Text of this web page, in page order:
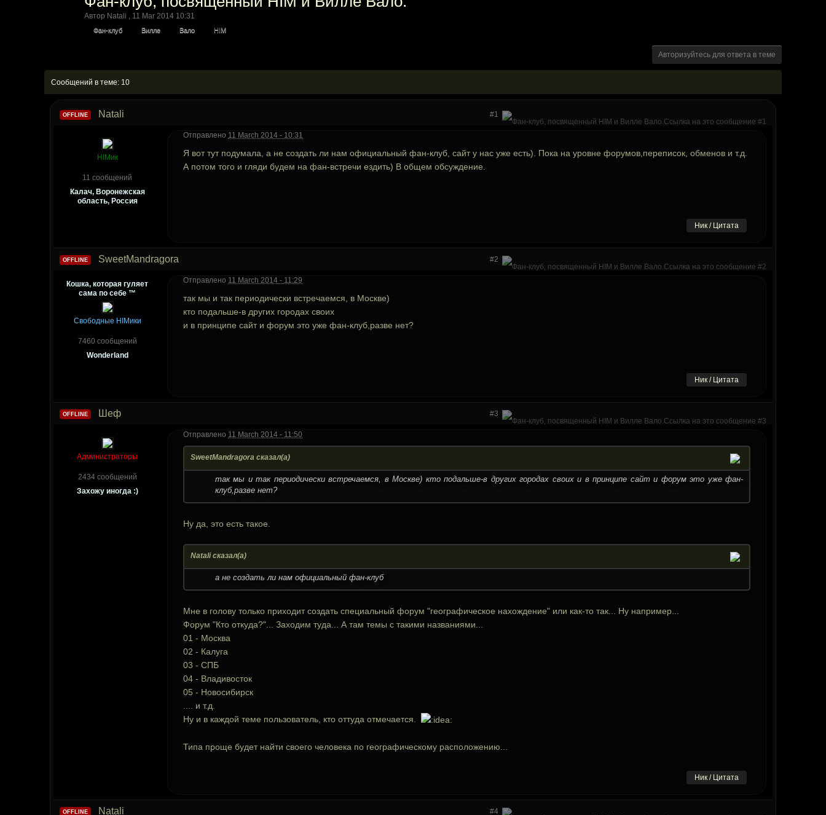
Автор Natali , 11 Mar 2014 10:31
Фан-клуб Вилле Вало HIM
Авторизуйтесь для ответа в теме
Сообщений в теме: 10
#1
OFFLINE Natali
HIMик
11 сообщений
Калач, Воронежская
область, Россия
Отправлено 11 March 2014 - 10:31
Я вот тут подумала, а не создать ли нам официальный фан-клуб, сайт у нас уже есть). Пока на уровне форумов,переписок, обменов и т.д.
А потом того и гляди будем на фан-встречи ездить) В общем обсуждение.
Ник / Цитата
#2
OFFLINE SweetMandragora
Кошка, которая гуляет
сама по себе ™
Свободные HIMики
7460 сообщений
Wonderland
Отправлено 11 March 2014 - 11:29
так мы и так периодически встречаемся, в Москве)
кто подальше-в других городах своих
и в принципе сайт и форум это уже фан-клуб,разве нет?
Ник / Цитата
#3
OFFLINE Шеф
Администраторы
2434 сообщений
Захожу иногда :)
Отправлено 11 March 2014 - 11:50
SweetMandragora сказал(а)
так мы и так периодически встречаемся, в Москве) кто подальше-в других городах своих и в принципе сайт и форум это уже фан-
клуб,разве нет?
Ну да, это есть такое.
Natali сказал(а)
а не создать ли нам официальный фан-клуб
Мне в голову только приходит создать специальный форум "географическое нахождение" или как-то так... Ну например...
Форум "Кто откуда?"... Заходим туда... А там темы с такими названиями...
01 - Москва
02 - Калуга
03 - СПБ
04 - Владивосток
05 - Новосибирск
.... и т.д.
Ну и в каждой теме пользователь, кто оттуда отмечается.
Типа проще будет найти своего человека по географическому расположению...
Ник / Цитата
#4
OFFLINE Natali